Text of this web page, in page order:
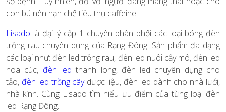
con bú nên hạn chế tiêu thụ caffeine.
Lisado là đại lý cấp 1 chuyên phân phối các loại bóng đèn
trồng rau chuyên dụng của Rạng Đông. Sản phẩm đa dạng
các loại như: đèn led trồng rau, đèn led nuôi cấy mô, đèn led
hoa cúc, đèn led thanh long, đèn led chuyên dụng cho
tảo, đèn led trồng câydược liệu, đèn led dành cho nhà lưới,
nhà kính. Cùng Lisado tìm hiểu ưu điểm của từng loại đèn
led Rạng Đông.